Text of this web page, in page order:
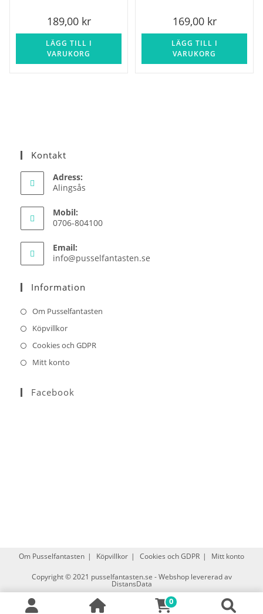
189,00 kr
LÄGG TILL I
VARUKORG
169,00 kr
LÄGG TILL I
VARUKORG
Kontakt
Adress:
Alingsås
Mobil:
0706-804100
Email:
info@pusselfantasten.se
Information
Om Pusselfantasten
Köpvillkor
Cookies och GDPR
Mitt konto
Facebook
Om Pusselfantasten Köpvillkor Cookies och GDPR Mitt konto
Copyright © 2021 pusselfantasten.se -Webshop levererad av
DistansData
0